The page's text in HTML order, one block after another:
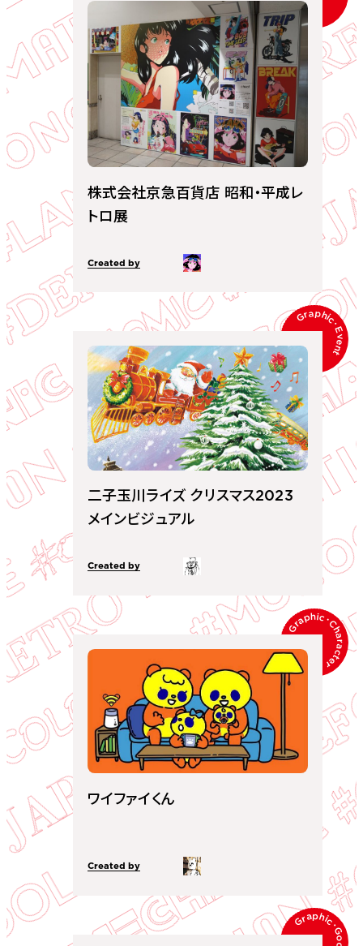
株式会社京急百貨店 昭和・平成レ
トロ展
Created by
Graphic
･
Event
二子玉川ライズ クリスマス2023
メインビジュアル
Created by
Graphic･Character
ワイファイくん
Created by
Graphic
･